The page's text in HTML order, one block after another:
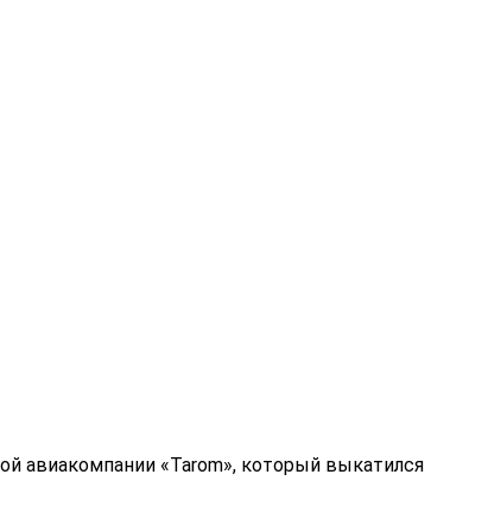
авиакомпании «Tarom», который выкатился